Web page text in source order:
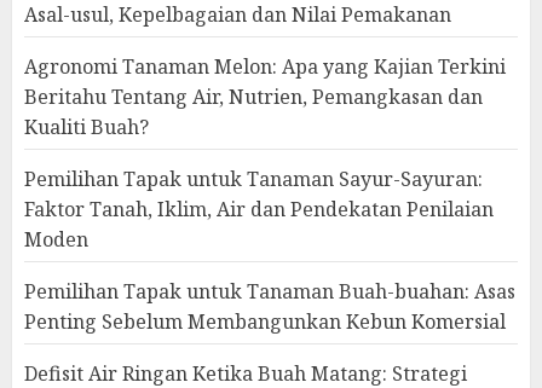
Asal-usul, Kepelbagaian dan Nilai Pemakanan
Agronomi Tanaman Melon: Apa yang Kajian Terkini
Beritahu Tentang Air, Nutrien, Pemangkasan dan
Kualiti Buah?
Pemilihan Tapak untuk Tanaman Sayur-Sayuran:
Faktor Tanah, Iklim, Air dan Pendekatan Penilaian
Moden
Pemilihan Tapak untuk Tanaman Buah-buahan: Asas
Penting Sebelum Membangunkan Kebun Komersial
Defisit Air Ringan Ketika Buah Matang: Strategi